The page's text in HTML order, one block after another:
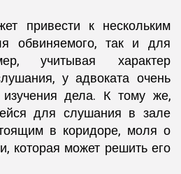
привести к нескольким
обвиняемого, так и для
учитывая характер
у адвоката очень
дела. К тому же,
для слушания в зале
в коридоре, моля о
которая может решить его